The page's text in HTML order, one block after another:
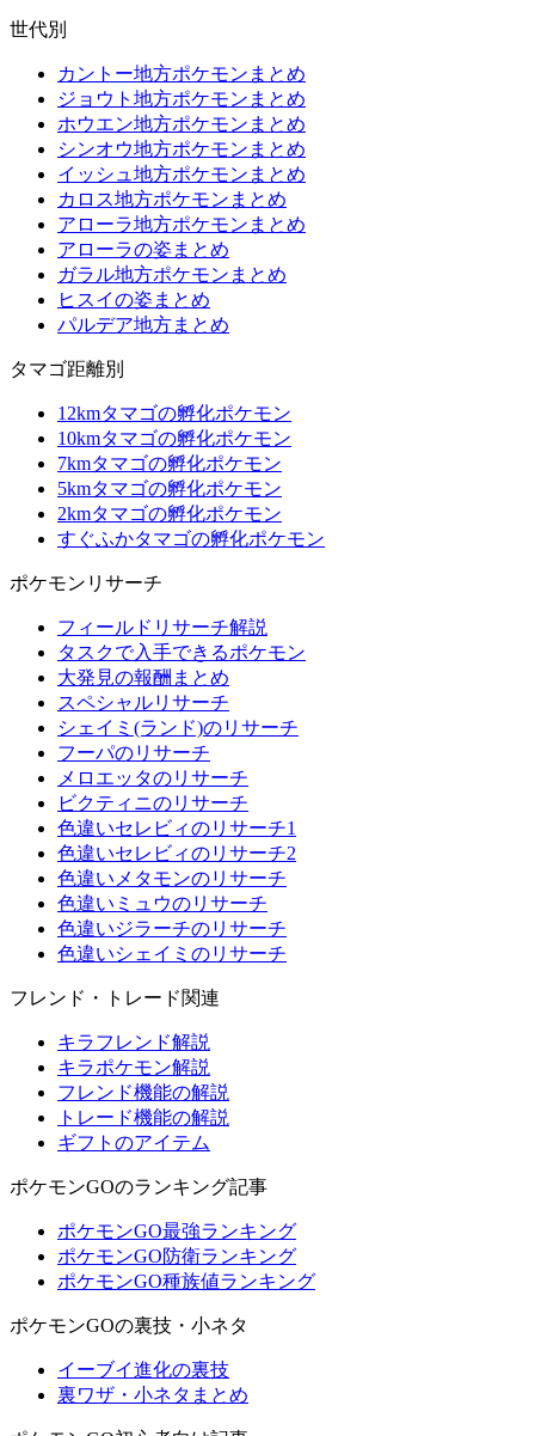
世代別
カントー地方ポケモンまとめ
ジョウト地方ポケモンまとめ
ホウエン地方ポケモンまとめ
シンオウ地方ポケモンまとめ
イッシュ地方ポケモンまとめ
カロス地方ポケモンまとめ
アローラ地方ポケモンまとめ
アローラの姿まとめ
ガラル地方ポケモンまとめ
ヒスイの姿まとめ
パルデア地方まとめ
タマゴ距離別
12kmタマゴの孵化ポケモン
10kmタマゴの孵化ポケモン
7kmタマゴの孵化ポケモン
5kmタマゴの孵化ポケモン
2kmタマゴの孵化ポケモン
すぐふかタマゴの孵化ポケモン
ポケモンリサーチ
フィールドリサーチ解説
タスクで入手できるポケモン
大発見の報酬まとめ
スペシャルリサーチ
シェイミ(ランド)のリサーチ
フーパのリサーチ
メロエッタのリサーチ
ビクティニのリサーチ
色違いセレビィのリサーチ1
色違いセレビィのリサーチ2
色違いメタモンのリサーチ
色違いミュウのリサーチ
色違いジラーチのリサーチ
色違いシェイミのリサーチ
フレンド・トレード関連
キラフレンド解説
キラポケモン解説
フレンド機能の解説
トレード機能の解説
ギフトのアイテム
ポケモンGOのランキング記事
ポケモンGO最強ランキング
ポケモンGO防衛ランキング
ポケモンGO種族値ランキング
ポケモンGOの裏技・小ネタ
イーブイ進化の裏技
裏ワザ・小ネタまとめ